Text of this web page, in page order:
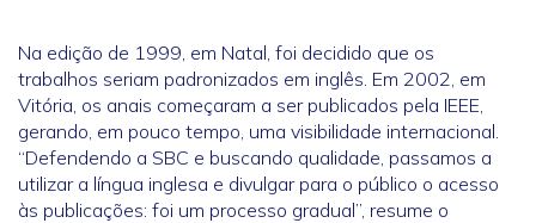
Na edição de 1999, em Natal, foi decidido que os
trabalhos seriam padronizados em inglês. Em 2002, em
Vitória, os anais começaram a ser publicados pela IEEE,
gerando, em pouco tempo, uma visibilidade internacional.
“Defendendo a SBC e buscando qualidade, passamos a
utilizar a língua inglesa e divulgar para o público o acesso
às publicações: foi um processo gradual”, resume o